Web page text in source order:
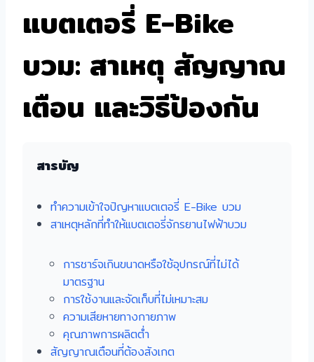
แบตเตอรี่ E-Bike
บวม: สาเหตุ สัญญาณ
เตือน และวิธีป้องกัน
สารบัญ
ทำความเข้าใจปัญหาแบตเตอรี่ E-Bike บวม
สาเหตุหลักที่ทำให้แบตเตอรี่จักรยานไฟฟ้าบวม
การชาร์จเกินขนาดหรือใช้อุปกรณ์ที่ไม่ได้
มาตรฐาน
การใช้งานและจัดเก็บที่ไม่เหมาะสม
ความเสียหายทางกายภาพ
คุณภาพการผลิตต่ำ
สัญญาณเตือนที่ต้องสังเกต